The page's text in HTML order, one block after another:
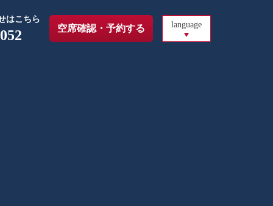
はこちら
空席確認・予約する language